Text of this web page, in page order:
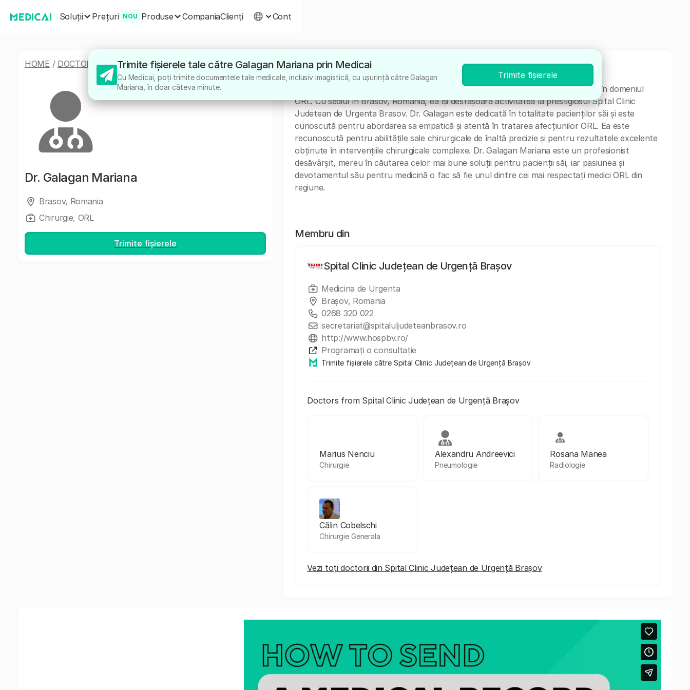
Soluții Prețuri NOU Produse CompaniaClienți Cont
HOME / DOCTORI /GALAGAN MARIANA
Dr. Galagan Mariana
Brasov, Romania
Chirurgie, ORL
Trimite fișierele
Despre
Dr. Galagan Mariana este un medic specialist în Chirurgie, cu o vastă experiență în domeniul
ORL. Cu sediul în Brasov, Romania, ea își desfășoară activitatea la prestigiosul Spital Clinic
Judetean de Urgenta Brasov. Dr. Galagan este dedicată în totalitate pacienților săi și este
cunoscută pentru abordarea sa empatică și atentă în tratarea afecțiunilor ORL. Ea este
recunoscută pentru abilitățile sale chirurgicale de înaltă precizie și pentru rezultatele excelente
obținute în intervențiile chirurgicale complexe. Dr. Galagan Mariana este un profesionist
desăvârșit, mereu în căutarea celor mai bune soluții pentru pacienții săi, iar pasiunea și
devotamentul său pentru medicină o fac să fie unul dintre cei mai respectați medici ORL din
regiune.
Membru din
Spital Clinic Județean de Urgență Brașov
Medicina de Urgenta
Brașov, Romania
0268 320 022
secretariat@spitaluljudeteanbrasov.ro
http://www.hospbv.ro/
Programați o consultație
Trimite fișierele către Spital Clinic Județean de Urgență Brașov
Doctors from Spital Clinic Județean de Urgență Brașov
Marius Nenciu
Chirurgie
Alexandru Andreevici
Pneumologie
Rosana Manea
Radiologie
Călin Cobelschi
Chirurgie Generala
Vezi toți doctorii din Spital Clinic Județean de Urgență Brașov
Trimite fișierele tale către Galagan Mariana prin Medicai
Cu Medicai, poți trimite documentele tale medicale, inclusiv imagistică, cu ușurință către Galagan
Mariana, în doar câteva minute.
Trimite fișierele